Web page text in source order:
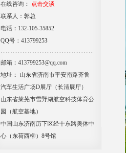
在线咨询：
点击交谈
联系人：郭总
电话：132-105-35852
QQ号：413799253
邮箱：413799253@qq.com
地址： 山东省济南市平安南路齐鲁
汽车生活广场D展厅（长清展厅）
山东省莱芜市雪野湖航空科技体育公
园（航空基地）
中国山东济南历下区经十东路奥体中
心（东荷西柳）8号馆